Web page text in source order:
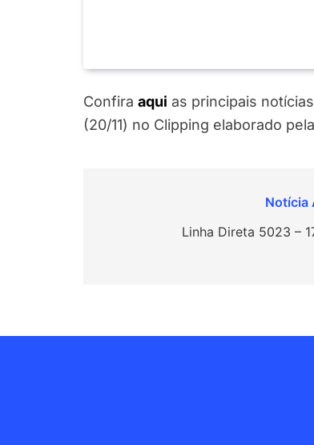
Confira aqui as principais
(20/11) no Clipping elaborado
Linha Direta 5023 –